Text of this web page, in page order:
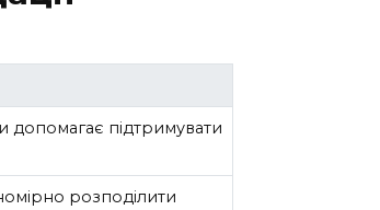
підтримувати
розподілити